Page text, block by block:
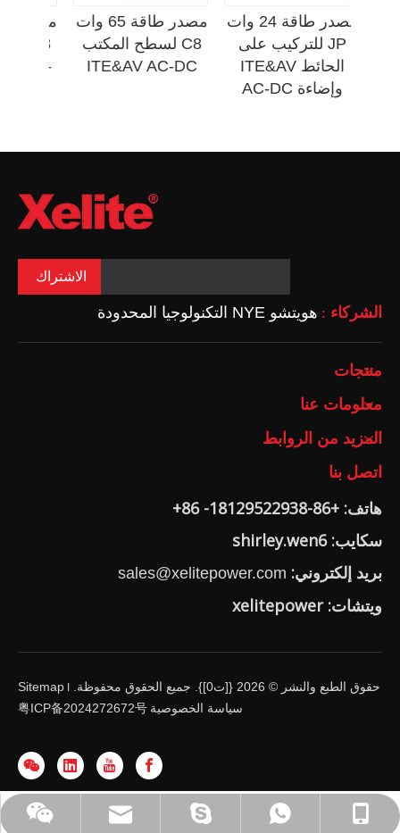
مصدر طاقة 65 وات
C8 لسطح المكتب
ITE&AV AC-DC
مصدر طاقة 24 وات
JP للتركيب على
الحائط ITE&AV
وإضاءة AC-DC
الاشتراك
الشركاء : هويتشو NYE التكنولوجيا المحدودة
منتجات
معلومات عنا
المزيد من الروابط
+86-18129522938واتساب: 18129522938 -86 shirley.wen6
sales@xelitepower.com
رمز الاستجابة السريعة وي شات
اتصل بنا
هاتف: +86-18129522938- 86+
سكايب: shirley.wen6
بريد إلكتروني: sales@xelitepower.com
ويتشات: xelitepower
حقوق الطبع والنشر © 2026 {[ت0]}. جميع الحقوق محفوظة. Sitemap
سياسة الخصوصية 粤ICP备2024272672号